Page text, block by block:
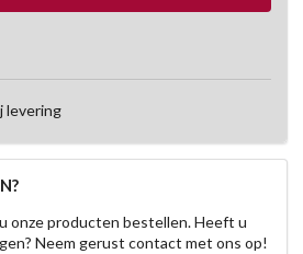
levering
onze producten bestellen. Heeft u
Neem gerust contact met ons op!